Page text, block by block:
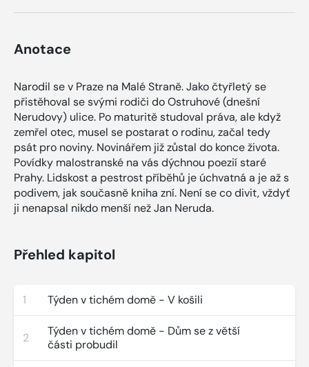
Anotace
Narodil se v Praze na Malé Straně. Jako čtyřletý se
přistěhoval se svými rodiči do Ostruhové (dnešní
Nerudovy) ulice. Po maturitě studoval práva, ale když
zemřel otec, musel se postarat o rodinu, začal tedy
psát pro noviny. Novinářem již zůstal do konce života.
Povídky malostranské na vás dýchnou poezií staré
Prahy. Lidskost a pestrost příběhů je úchvatná a je až s
podivem, jak současně kniha zní. Není se co divit, vždyť
ji nenapsal nikdo menší než Jan Neruda.
Přehled kapitol
1 Týden v tichém domě - V košili
2
Týden v tichém domě - Dům se z větší
části probudil